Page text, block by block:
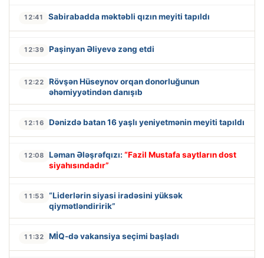
12:41 Sabirabadda məktəbli qızın meyiti tapıldı
12:39 Paşinyan Əliyevə zəng etdi
12:22
Rövşən Hüseynov orqan donorluğunun
əhəmiyyətindən danışıb
12:16 Dənizdə batan 16 yaşlı yeniyetmənin meyiti tapıldı
12:08 Ləman Ələşrəfqızı: “Fazil Mustafa saytların dost
siyahısındadır”
11:53
“Liderlərin siyasi iradəsini yüksək
qiymətləndiririk”
11:32 MİQ-də vakansiya seçimi başladı